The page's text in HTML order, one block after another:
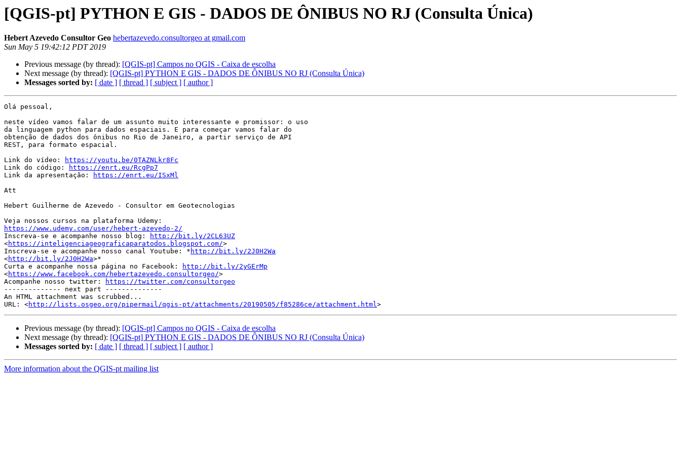
[QGIS-pt] PYTHON E GIS - DADOS DE ÔNIBUS NO RJ (Consulta Única)
Hebert Azevedo Consultor Geo hebertazevedo.consultorgeo at gmail.com
Sun May 5 19:42:12 PDT 2019
Previous message (by thread): [QGIS-pt] Campos no QGIS - Caixa de escolha
Next message (by thread): [QGIS-pt] PYTHON E GIS - DADOS DE ÔNIBUS NO RJ (Consulta Única)
Messages sorted by: [ date ] [ thread ] [ subject ] [ author ]
Olá pessoal,
neste vídeo vamos falar de um assunto muito interessante e promissor: o uso
da linguagem python para dados espaciais. E para começar vamos falar do
obtenção de dados dos ônibus no Rio de Janeiro, a partir serviço de API
REST, para formato espacial.
Link do vídeo:
https://youtu.be/0TAZNLkr8Fc
Link do código:
https://enrt.eu/RcgPp7
Link da apresentação:
https://enrt.eu/ISxMl
Att
Hebert Guilherme de Azevedo - Consultor em Geotecnologias
https://www.udemy.com/user/hebert-azevedo-2/
Inscreva-se e acompanhe nosso blog:
http://bit.ly/2CL63UZ
<https://inteligenciageograficaparatodos.blogspot.com/>
Inscreva-se e acompanhe nosso canal Youtube: * http://bit.ly/2J0H2Wa
<http://bit.ly/2J0H2Wa>*
Curta e acompanhe nossa página no Facebook:
http://bit.ly/2yGErMp
<https://www.facebook.com/hebertazevedo.consultorgeo/>
Acompanhe nosso twitter:
https://twitter.com/consultorgeo
-------------- next part --------------
An HTML attachment was scrubbed...
URL: <http://lists.osgeo.org/pipermail/qgis-pt/attachments/20190505/f85286ce/attachment.html
Previous message (by thread): [QGIS-pt] Campos no QGIS - Caixa de escolha
Next message (by thread): [QGIS-pt] PYTHON E GIS - DADOS DE ÔNIBUS NO RJ (Consulta Única)
Messages sorted by: [ date ] [ thread ] [ subject ] [ author ]
More information about the QGIS-pt mailing list